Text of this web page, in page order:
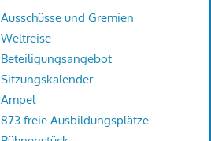
Ausschüsse und Gremien
Weltreise
Beteiligungsangebot
Sitzungskalender
Ampel
873 freie Ausbildungsplätze